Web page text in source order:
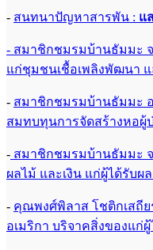
- สนทนาปัญหาสารพัน : แ
- สมาชิกชมรมบ้านธัมมะ
แก่ชุมชนเชื้อเพลิงพัฒนา
- สมาชิกชมรมบ้านธัมมะ อ
สมทบทุนการจัดสร้างหอผู้
- สมาชิกชมรมบ้านธัมมะ
ผลไม้ และเงิน แก่ผู้ได้รับผ
- คุณพงศ์พิลาส โชติกเสถี
อเมริกา บริจาคสิ่งของแก่